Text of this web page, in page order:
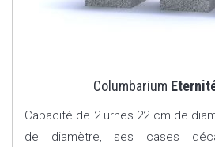
Columbarium
Capacité de 2 urnes 22 cm de
de diamètre, ses cases